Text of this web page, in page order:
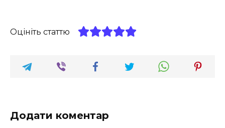
Оцініть статтю
Додати коментар